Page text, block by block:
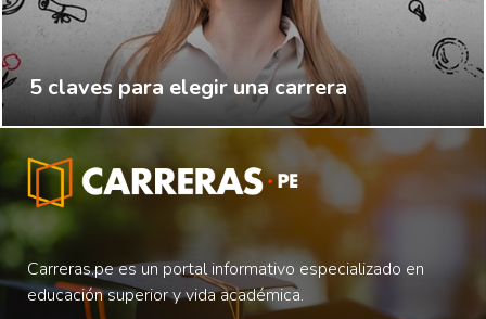
5 claves para elegir una carrera
Carreras.pe es un portal informativo especializado en
educación superior y vida académica.